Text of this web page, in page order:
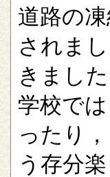
道路の
されま
きました
学校で
ったり
う存分